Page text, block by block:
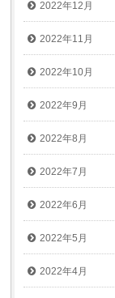
2022年12月
2022年11月
2022年10月
2022年9月
2022年8月
2022年7月
2022年6月
2022年5月
2022年4月